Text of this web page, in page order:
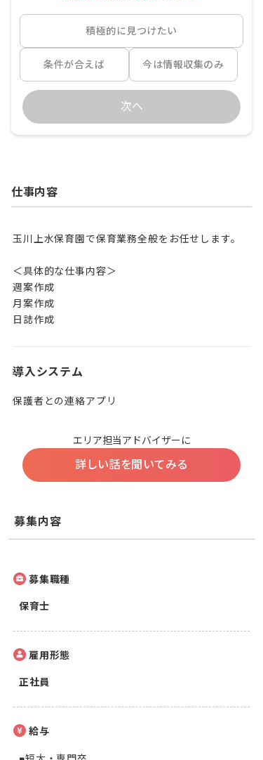
積極的に見つけたい
条件が合えば 今は情報収集のみ
次へ
仕事内容
玉川上水保育園で保育業務全般をお任せします。
＜具体的な仕事内容＞
週案作成
月案作成
日誌作成
導入システム
保護者との連絡アプリ
エリア担当アドバイザーに
詳しい話を聞いてみる
募集内容
募集職種
保育士
雇用形態
正社員
給与